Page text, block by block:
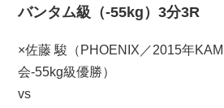
バンタム級（-55kg）3分3R
×佐藤 駿（PHOENIX／2015年
会-55kg級優勝）
vs